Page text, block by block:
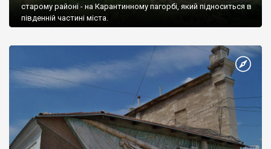
старому районі - на Карантинному пагорбі, який підноситься в
південній частині міста.